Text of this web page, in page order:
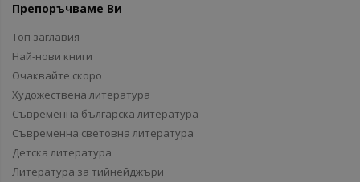
Препоръчваме Ви
Топ заглавия
Най-нови книги
Очаквайте скоро
Художествена литература
Съвременна българска литература
Съвременна световна литература
Детска литература
Литература за тийнейджъри